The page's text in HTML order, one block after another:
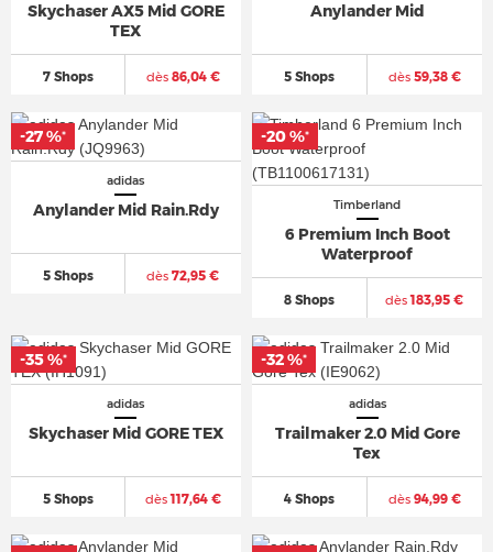
Skychaser AX5 Mid GORE
TEX
7 Shops dès86,04 €
Anylander Mid
5 Shops dès59,38 €
adidas
Anylander Mid Rain.Rdy
5 Shops dès 72,95 €
-27 %*
Timberland
6 Premium Inch Boot
Waterproof
8 Shops dès183,95 €
-20 %*
adidas
Skychaser Mid GORE TEX
5 Shops dès117,64 €
-35 %*
adidas
Trailmaker 2.0 Mid Gore
Tex
4 Shops dès94,99 €
-32 %*